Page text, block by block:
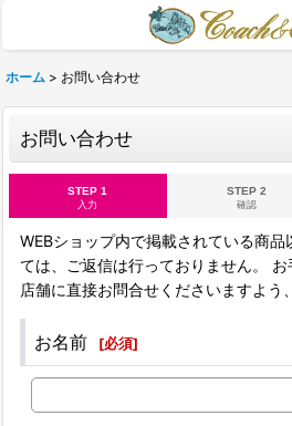
ホーム > お問い合わせ
お問い合わせ
STEP 1
入力
STEP 2
確認
WEBショップ内で掲載されている商
ては、ご返信は行っておりません。
店舗に直接お問合せくださいますよう
お名前 [必須]